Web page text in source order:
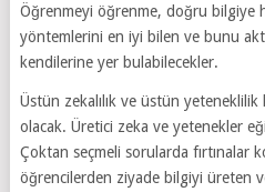
Öğrenmeyi öğrenme, doğru bilgiye
yöntemlerini en iyi bilen ve bunu
kendilerine yer bulabilecekler.
Üstün zekalılık ve üstün yeteneklilik
olacak. Üretici zeka ve yetenekler
Çoktan seçmeli sorularda fırtınalar
öğrencilerden ziyade bilgiyi üreten